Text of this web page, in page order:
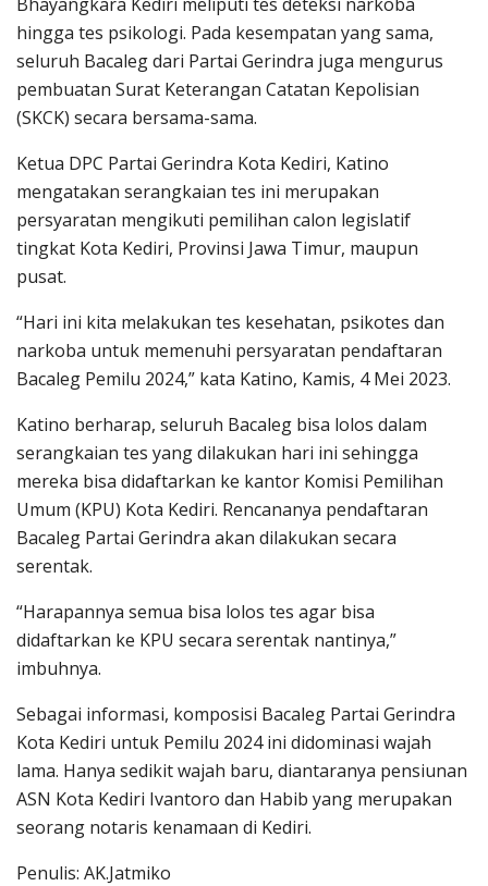
hingga tes psikologi. Pada kesempatan yang sama,
seluruh Bacaleg dari Partai Gerindra juga mengurus
pembuatan Surat Keterangan Catatan Kepolisian
(SKCK) secara bersama-sama.
Ketua DPC Partai Gerindra Kota Kediri, Katino
mengatakan serangkaian tes ini merupakan
persyaratan mengikuti pemilihan calon legislatif
tingkat Kota Kediri, Provinsi Jawa Timur, maupun
pusat.
“Hari ini kita melakukan tes kesehatan, psikotes dan
narkoba untuk memenuhi persyaratan pendaftaran
Bacaleg Pemilu 2024,” kata Katino, Kamis, 4 Mei 2023.
Katino berharap, seluruh Bacaleg bisa lolos dalam
serangkaian tes yang dilakukan hari ini sehingga
mereka bisa didaftarkan ke kantor Komisi Pemilihan
Umum (KPU) Kota Kediri. Rencananya pendaftaran
Bacaleg Partai Gerindra akan dilakukan secara
serentak.
“Harapannya semua bisa lolos tes agar bisa
didaftarkan ke KPU secara serentak nantinya,”
imbuhnya.
Sebagai informasi, komposisi Bacaleg Partai Gerindra
Kota Kediri untuk Pemilu 2024 ini didominasi wajah
lama. Hanya sedikit wajah baru, diantaranya pensiunan
ASN Kota Kediri Ivantoro dan Habib yang merupakan
seorang notaris kenamaan di Kediri.
Penulis: AK.Jatmiko